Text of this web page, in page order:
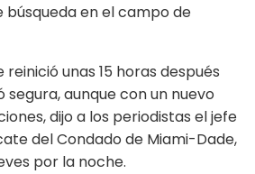
búsqueda en el campo de
unas 15 horas después
aunque con un nuevo
dijo a los periodistas el jefe
del Condado de Miami-Dade,
por la noche.